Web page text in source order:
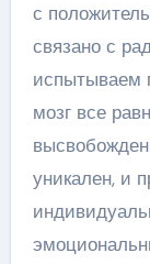
с
связано с
испытываем
мозг все
уникален, и